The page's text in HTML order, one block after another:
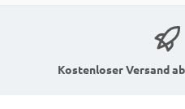
die Bits einen
Kostenloser Versand